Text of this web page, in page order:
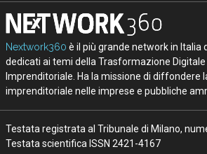
Nextwork360 è il più grande network in Italia
dedicati ai temi della Trasformazione Digitale
Imprenditoriale. Ha la missione di diffondere
imprenditoriale nelle imprese e pubbliche
Testata registrata al Tribunale di Milano,
Testata scientifica ISSN 2421-4167